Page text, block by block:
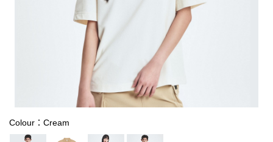
Colour：Cream